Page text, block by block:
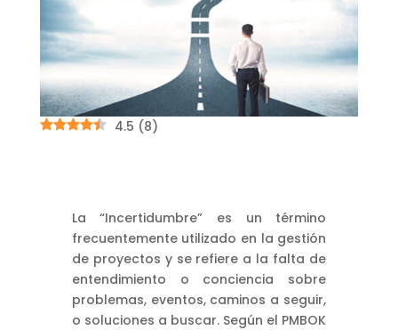
4.5 (8)
La “Incertidumbre” es un término
frecuentemente utilizado en la gestión
de proyectos y se refiere a la falta de
entendimiento o conciencia sobre
problemas, eventos, caminos a seguir,
o soluciones a buscar. Según el PMBOK